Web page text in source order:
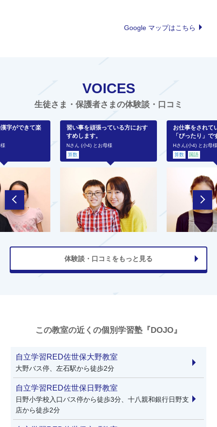
Google マップはこちら
VOICES
生徒さま・保護者さまの体験談・口コミ
字ができて楽
習い事を頑張っている方におす
すめします。
Nさん (小4) とお母様
算数
お仕事をされて
「ぴったり」で
Hさん(小4) とお母
算数
国語
体験談・口コミをもっと見る
この教室の近くの個別学習塾『DOJO』
自立学習RED佐世保大野教室
大野バス停、左石駅から徒歩2分
自立学習RED佐世保日野教室
日野小学校入口バス停から徒歩3分、十八親和銀行日野支
店から徒歩2分